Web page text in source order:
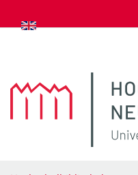
zum Inhalt springen